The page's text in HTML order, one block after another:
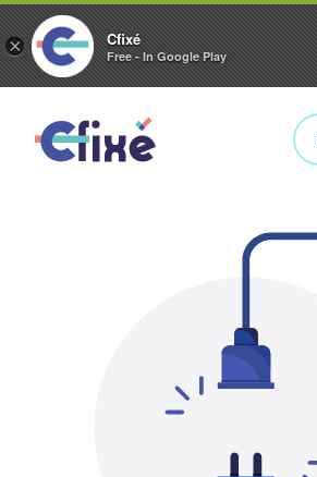
× Cfixé
Free - In Google Play